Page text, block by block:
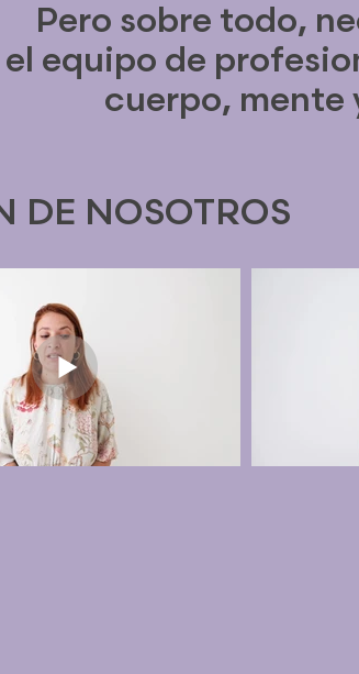
Pero sobre todo,
el equipo de
cuerpo, mente
DE NOSOTROS